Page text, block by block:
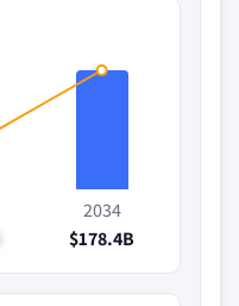
2034
$178.4B